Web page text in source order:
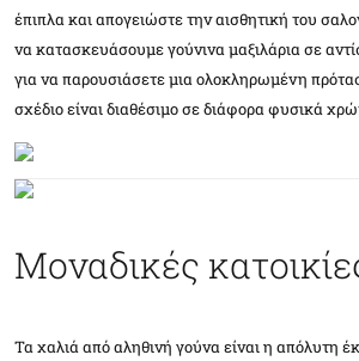
έπιπλα και απογειώστε την αισθητική του
να κατασκευάσουμε γούνινα μαξιλάρια σε
για να παρουσιάσετε μια ολοκληρωμένη
σχέδιο είναι διαθέσιμο σε διάφορα φυσικά
Μοναδικές
Τα χαλιά από αληθινή γούνα είναι η απόλυτη